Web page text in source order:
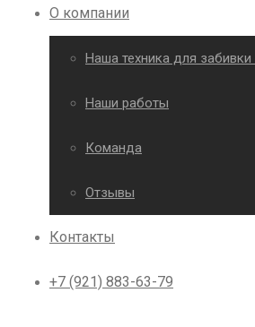
О компании
Наша техника для забивки
Наши работы
Команда
Отзывы
Контакты
+7 (921) 883-63-79